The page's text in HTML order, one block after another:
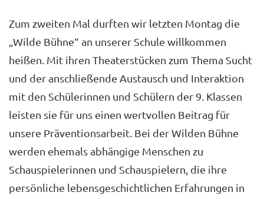
Zum zweiten Mal durften wir letzten Montag die
„Wilde Bühne“ an unserer Schule willkommen
heißen. Mit ihren Theaterstücken zum Thema Sucht
und der anschließende Austausch und Interaktion
mit den Schülerinnen und Schülern der 9. Klassen
leisten sie für uns einen wertvollen Beitrag für
unsere Präventionsarbeit. Bei der Wilden Bühne
werden ehemals abhängige Menschen zu
Schauspielerinnen und Schauspielern, die ihre
persönliche lebensgeschichtlichen Erfahrungen in